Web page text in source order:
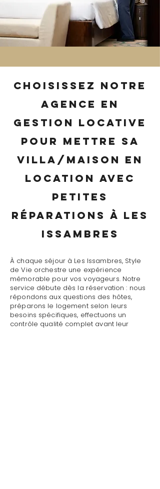
Choisissez notre
agence en
gestion locative
pour mettre sa
villa/maison en
location avec
petites
réparations à Les
Issambres
À chaque séjour à Les Issambres, Style
de Vie orchestre une expérience
mémorable pour vos voyageurs. Notre
service débute dès la réservation : nous
répondons aux questions des hôtes,
préparons le logement selon leurs
besoins spécifiques, effectuons un
contrôle qualité complet avant leur